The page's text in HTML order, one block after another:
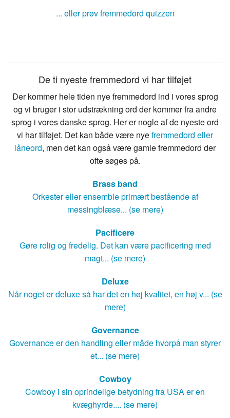
... eller prøv fremmedord quizzen
De ti nyeste fremmedord vi har tilføjet
Der kommer hele tiden nye fremmedord ind i vores sprog
og vi bruger i stor udstrækning ord der kommer fra andre
sprog i vores danske sprog. Her er nogle af de nyeste ord
vi har tilføjet. Det kan både være nyefremmedord eller
låneord, men det kan også være gamle fremmedord der
ofte søges på.
Brass band
Orkester eller ensemble primært bestående af
messingblæse... (se mere)
Pacificere
Gøre rolig og fredelig. Det kan være pacificering med
magt... (se mere)
Deluxe
Når noget er deluxe så har det en høj kvalitet, en høj v... (se
mere)
Governance
Governance er den handling eller måde hvorpå man styrer
et... (se mere)
Cowboy
Cowboy i sin oprindelige betydning fra USA er en
kvæghyrde.... (se mere)